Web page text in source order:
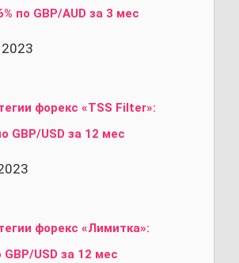
по GBP/AUD за 3 мес
2023
форекс «TSS Filter»:
GBP/USD за 12 мес
форекс «Лимитка»:
GBP/USD за 12 мес